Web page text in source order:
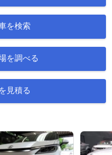
を検索
を調べる
見積る